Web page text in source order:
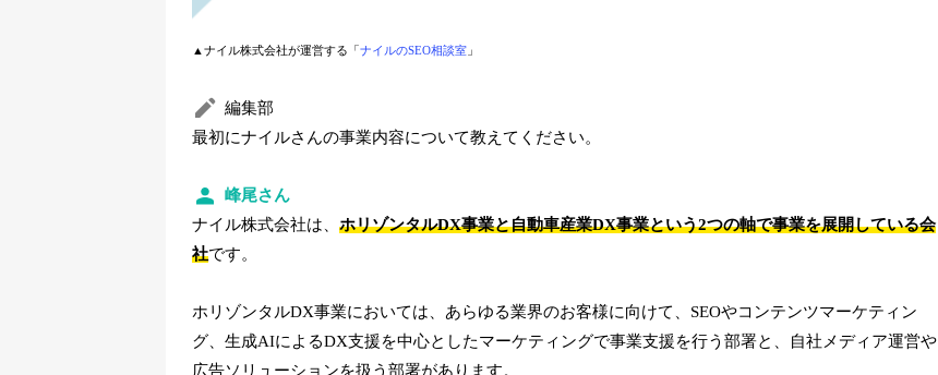
▲ナイル株式会社が運営する「 ナイルのSEO相談室」
編集部
最初にナイルさんの事業内容について教えてください。
峰尾さん
ナイル株式会社は、 ホリゾンタルDX事業と自動車産業DX事業という2つの軸で事業を展開している会
社です。
ホリゾンタルDX事業においては、あらゆる業界のお客様に向けて、SEOやコンテンツマーケティン
グ、生成AIによるDX支援を中心としたマーケティングで事業支援を行う部署と、自社メディア運営や
広告ソリューションを扱う部署があります。